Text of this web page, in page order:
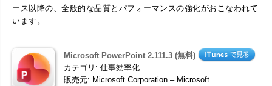
ース以降の、全般的な品質とパフォーマンスの強化がおこなわれて
います。
Microsoft PowerPoint 2.111.3 (無料)
カテゴリ: 仕事効率化
販売元: Microsoft Corporation – Microsoft